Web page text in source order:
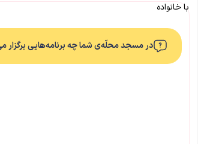
با خانواده
در مسجد محلّه‌ی شما چه برنامه‌هایی برگزار